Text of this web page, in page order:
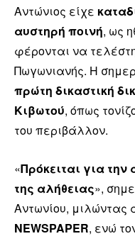
Αντώνιος είχε
αυστηρή ποινή, ως
φέρονται να
Πωγωνιανής. Η
πρώτη δικαστική
Κιβωτού, όπως
του περιβάλλον.
«Πρόκειται για
της αλήθειας»,
Αντωνίου, μιλώντας
NEWSPAPER, ενώ